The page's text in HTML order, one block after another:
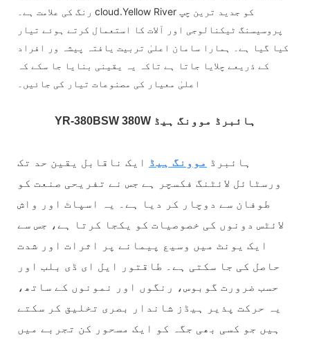
رنگ کی علامت ہے۔ cloud.Yellow River کو جدید ترین چپ
پروسیسنگ ٹیکنالوجی اور آلات کا استعمال کرتے ہوئے تیار
کیا گیا ہے۔ ہمارا سامان اعلیٰ تربیت یافتہ پیشہ ور افراد
کے ذریعے چلایا جاتا ہے تاکہ یہ یقینی بنایا جا سکے کہ
اعلیٰ معیار کی مصنوعات تیار کی جائیں۔
YR-3 80BSW 380W ہائبرڈ موونگ ہیڈ
ہائبرڈ موونگ ہیڈ ایک ناقابل یقین حد تک
ورسٹائل لائٹنگ فکسچر ہے جس نے تفریحی صنعت کو
طوفان سے دوچار کر دیا ہے۔ یہ اسپاٹ اور واش
لائٹس دونوں کی خصوصیات کو یکجا کرتا ہے، جس سے
ایک یونٹ میں وسیع پیمانے پر اثرات اور شدت
حاصل کی جا سکتی ہے۔ طاقتور ایل ای ڈی بلب اور
حسب ضرورت گوبوس، رنگوں اور نمونوں کے ساتھ،
یہ حرکت پذیر ہیڈز شاندار بصری تخلیق کر سکتے
ہیں جو کسی بھی جگہ کو ایک مسحور کن تجربے میں